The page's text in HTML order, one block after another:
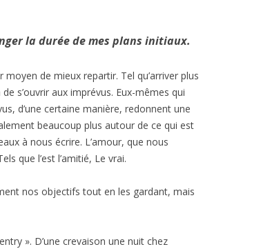
la durée de mes plans initiaux.
de mieux repartir. Tel qu’arriver plus
s’ouvrir aux imprévus. Eux-mêmes qui
d’une certaine manière, redonnent une
beaucoup plus autour de ce qui est
à nous écrire. L’amour, que nous
que l’est l’amitié, Le vrai.
nos objectifs tout en les gardant, mais
». D’une crevaison une nuit chez